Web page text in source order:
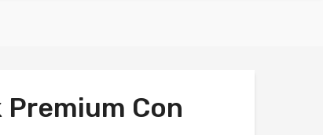
Premium Con